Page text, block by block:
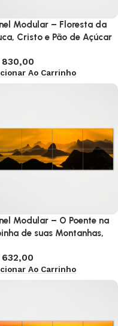
Modular – Floresta da
Cristo e Pão de Açúcar
830,00
Ao Carrinho
Modular – O Poente na
de suas Montanhas,
632,00
Ao Carrinho